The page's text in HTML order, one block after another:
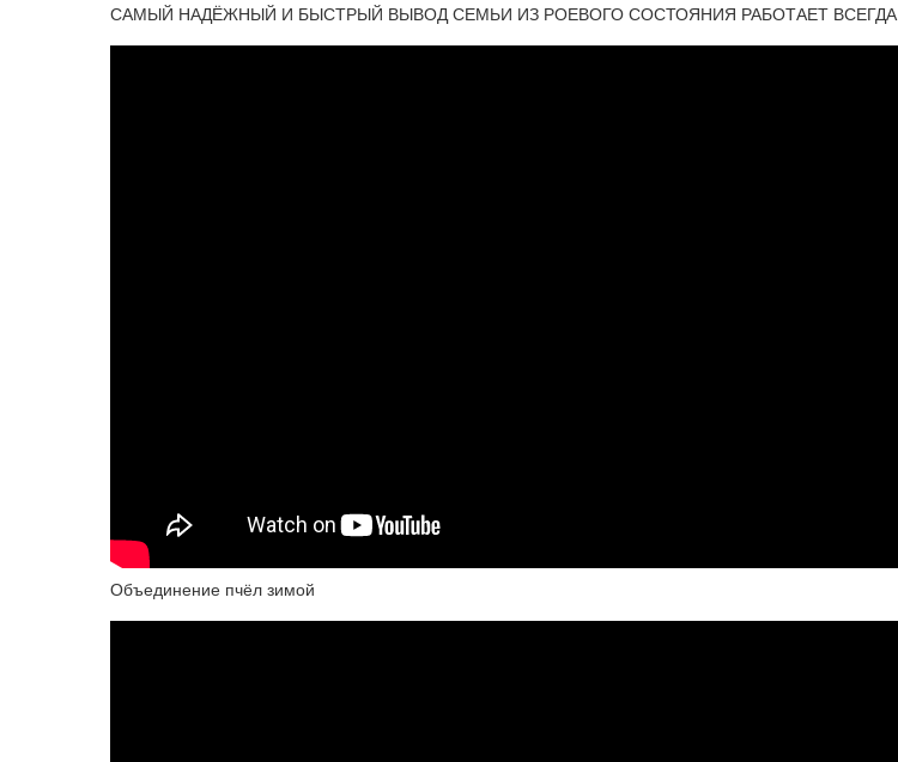
САМЫЙ НАДЁЖНЫЙ И БЫСТРЫЙ ВЫВОД СЕМЬИ ИЗ РОЕВОГО СОСТОЯНИЯ РАБОТАЕТ ВСЕГДА
Объединение пчёл зимой